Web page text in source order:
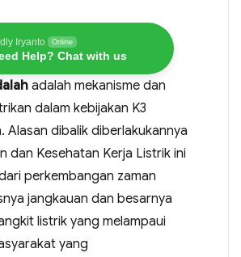
Iryanto Online
Help? Chat with us
adalah mekanisme dan
dalam kebijakan K3
Alasan dibalik diberlakukannya
dan Kesehatan Kerja Listrik ini
perkembangan zaman
jangkauan dan besarnya
listrik yang melampaui
yang